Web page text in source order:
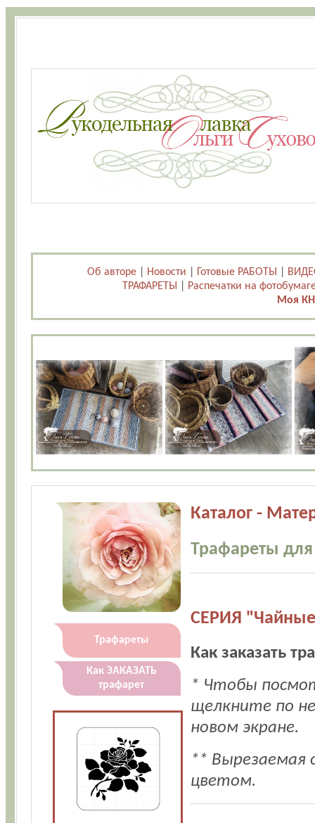
Об авторе Новости Готовые РАБОТЫ
ТРАФАРЕТЫ
Распечатки на
Моя
Трафареты
Как ЗАКАЗАТЬ
трафарет
Каталог -
Трафареты
СЕРИЯ
Как заказать
* Чтобы
щелкните по
новом экране.
** Вырезаемая
цветом.